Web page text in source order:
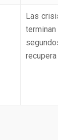
Las